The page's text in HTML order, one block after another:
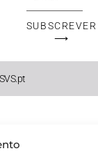
Mail
SUBSCREVER
⟶